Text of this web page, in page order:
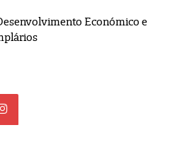
Económico e